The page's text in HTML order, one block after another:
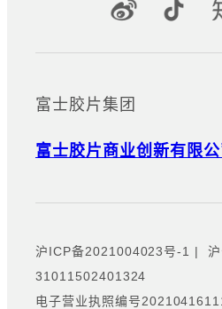
官方社交媒体账号
富士胶片集团
富士胶片商业创新有限公
沪ICP备2021004023号-1 |
31011502401324
电子营业执照编号